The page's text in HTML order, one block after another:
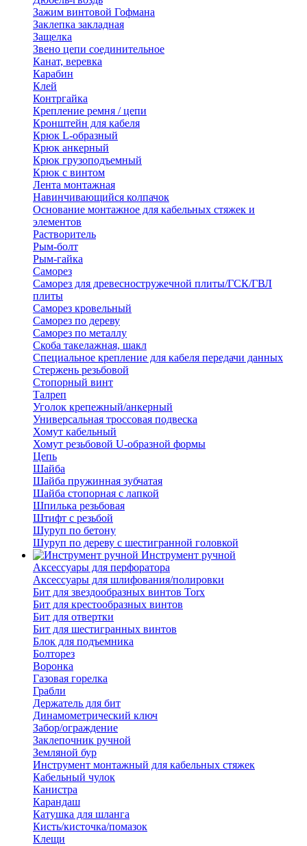
Зажим винтовой Гофмана
Заклепка закладная
Защелка
Звено цепи соединительное
Канат, веревка
Карабин
Клей
Контргайка
Крепление ремня / цепи
Кронштейн для кабеля
Крюк L-образный
Крюк анкерный
Крюк грузоподъемный
Крюк с винтом
Лента монтажная
Навинчивающийся колпачок
Основание монтажное для кабельных стяжек и
элементов
Растворитель
Рым-болт
Рым-гайка
Саморез
Саморез для древесностружечной плиты/ГСК/ГВЛ
плиты
Саморез кровельный
Саморез по дереву
Саморез по металлу
Скоба такелажная, шакл
Специальное крепление для кабеля передачи данных
Стержень резьбовой
Стопорный винт
Талреп
Уголок крепежный/анкерный
Универсальная троссовая подвеска
Хомут кабельный
Хомут резьбовой U-образной формы
Цепь
Шайба
Шайба пружинная зубчатая
Шайба стопорная с лапкой
Шпилька резьбовая
Штифт с резьбой
Шуруп по бетону
Шуруп по дереву с шестигранной головкой
Инструмент ручной
Аксессуары для перфоратора
Аксессуары для шлифования/полировки
Бит для звездообразных винтов Torx
Бит для крестообразных винтов
Бит для отвертки
Бит для шестигранных винтов
Блок для подъемника
Болторез
Воронка
Газовая горелка
Грабли
Держатель для бит
Динамометрический ключ
Забор/ограждение
Заклепочник ручной
Земляной бур
Инструмент монтажный для кабельных стяжек
Кабельный чулок
Канистра
Карандаш
Катушка для шланга
Кисть/кисточка/помазок
Клещи